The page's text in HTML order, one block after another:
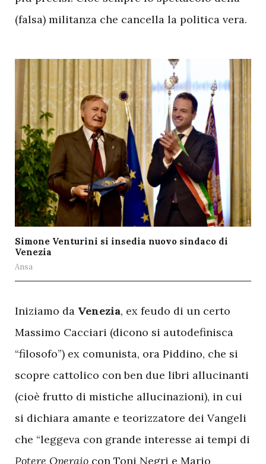
(falsa) militanza che cancella la politica vera.
Simone Venturini si insedia nuovo sindaco di
Venezia
Ansa
Iniziamo da Venezia, ex feudo di un certo
Massimo Cacciari (dicono si autodefinisca
“filosofo”) ex comunista, ora Piddino, che si
scopre cattolico con ben due libri allucinanti
(cioè frutto di mistiche allucinazioni), in cui
si dichiara amante e teorizzatore dei Vangeli
che “leggeva con grande interesse ai tempi di
Potere Operaio con Toni Negri e Mario